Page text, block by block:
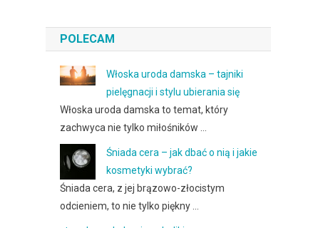
POLECAM
Włoska uroda damska – tajniki
pielęgnacji i stylu ubierania się
Włoska uroda damska to temat, który
zachwyca nie tylko miłośników …
Śniada cera – jak dbać o nią i jakie
kosmetyki wybrać?
Śniada cera, z jej brązowo-złocistym
odcieniem, to nie tylko piękny …